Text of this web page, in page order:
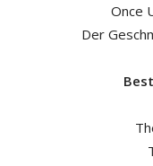
Once
Der